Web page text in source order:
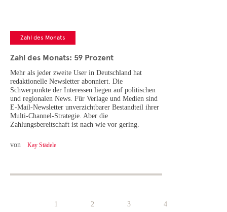
Zahl des Monats
Zahl des Monats: 59 Prozent
Mehr als jeder zweite User in Deutschland hat
redaktionelle Newsletter abonniert. Die
Schwerpunkte der Interessen liegen auf politischen
und regionalen News. Für Verlage und Medien sind
E-Mail-Newsletter unverzichtbarer Bestandteil ihrer
Multi-Channel-Strategie. Aber die
Zahlungsbereitschaft ist nach wie vor gering.
von Kay Städele
1 2 3 4